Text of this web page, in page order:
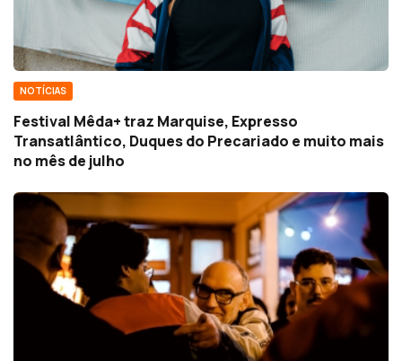
NOTÍCIAS
Festival Mêda+ traz Marquise, Expresso
Transatlântico, Duques do Precariado e muito mais
no mês de julho